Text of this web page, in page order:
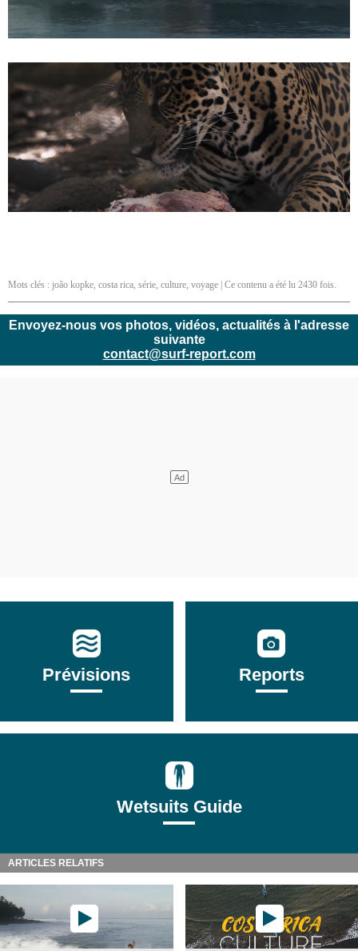
Mots clés : joão kopke costa rica série culture voyage | Ce contenu a été lu 2430 fois.
Envoyez-nous vos photos, vidéos, actualités à l'adresse
suivante
contact@surf-report.com
Prévisions Reports
Wetsuits Guide
ARTICLES RELATIFS